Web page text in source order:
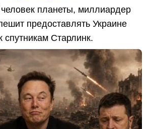
планеты, миллиардер
предоставлять Украине
спутникам Старлинк.